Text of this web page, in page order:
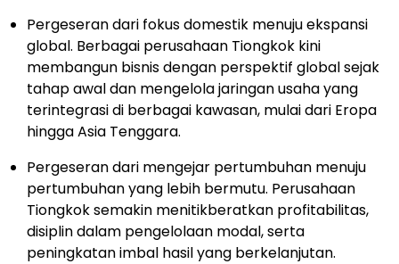
Pergeseran dari fokus domestik menuju ekspansi
global. Berbagai perusahaan Tiongkok kini
membangun bisnis dengan perspektif global sejak
tahap awal dan mengelola jaringan usaha yang
terintegrasi di berbagai kawasan, mulai dari Eropa
hingga Asia Tenggara.
Pergeseran dari mengejar pertumbuhan menuju
pertumbuhan yang lebih bermutu. Perusahaan
Tiongkok semakin menitikberatkan profitabilitas,
disiplin dalam pengelolaan modal, serta
peningkatan imbal hasil yang berkelanjutan.